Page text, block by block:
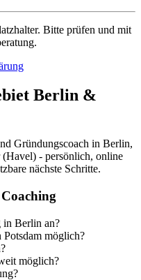
Bitte prüfen und mit
Berlin &
Gründungscoach in Berlin,
- persönlich, online
nächste Schritte.
in Berlin an?
möglich?
möglich?